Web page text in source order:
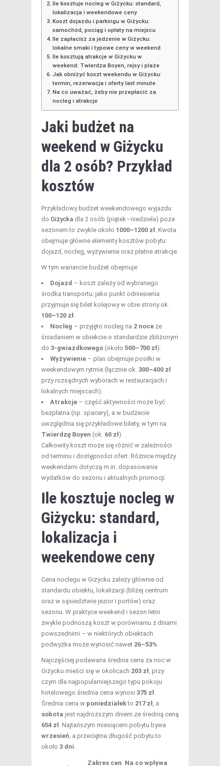
Ile kosztuje nocleg w Giżycku: standard,
lokalizacja i weekendowe ceny
Koszt dojazdu i parkingu w Giżycku:
samochód, pociąg i opłaty na miejscu
Ile zapłacisz za jedzenie w Giżycku:
lokalne smaki i typowe ceny w weekend
Ile kosztują atrakcje w Giżycku w
weekend: Twierdza Boyen, rejsy i plaże
Jak obniżyć koszt weekendu w Giżycku:
termin, rezerwacja i oferty last minute
Na co uważać, żeby nie przepłacić za
nocleg i atrakcje
Jaki budżet na
weekend w Giżycku
dla 2 osób? Przykład
kosztów
Przykładowy budżet weekendowego wyjazdu
do Giżycka dla 2 osób (piątek–niedziela) poza
sezonem to zwykle około 1000–1200 zł . Kwota
obejmuje główne elementy kosztów pobytu:
dojazd, nocleg, wyżywienie oraz płatne atrakcje.
W tym wariancie budżet obejmuje:
Dojazd – koszt zależy od wybranego
środka transportu; jako punkt odniesienia
przyjmuje się bilet kolejowy w obie strony ok.
100–120 zł
Nocleg – przyjęto nocleg na 2 noce ze
śniadaniem w obiekcie o standardzie zbliżonym
do 3-gwiazdkowego (około 500–700 zł).
Wyżywienie – plan obejmuje posiłki w
weekendowym rytmie (łącznie ok. 300–400 zł
przy rozsądnych wyborach w restauracjach i
lokalnych miejscach).
Atrakcje – część aktywności może być
bezpłatna (np. spacery), a w budżecie
uwzględnia się przykładowe bilety, w tym na
Twierdzę Boyen (ok. 60 zł).
Całkowity koszt może się różnić w zależności
od terminu i dostępności ofert. Różnice między
weekendami dotyczą m.in. dopasowania
wydatków do sezonu i aktualnych promocji.
Ile kosztuje nocleg w
Giżycku: standard,
lokalizacja i
weekendowe ceny
Cena noclegu w Giżycku zależy głównie od
standardu obiektu, lokalizacji (bliżej centrum
oraz w sąsiedztwie jezior i portów) oraz
sezonu. W praktyce weekend i sezon letni
zwykle podnoszą koszt w porównaniu z dniami
powszednimi – w niektórych obiektach
podwyżka może wynosić nawet 26–53%
Najczęściej podawana średnia cena za noc w
Giżycku mieści się w okolicach 203 zł , przy
czym dla najpopularniejszego typu pokoju
hotelowego średnia cena wynosi 375 zł
Średnia cena w poniedziałekto 217 zł , a
sobota jest najdroższym dniem ze średnią ceną
654 zł . Najtańszym miesiącem pobytu bywa
wrzesień , a przeciętna długość pobytu to
około 3 dni
Zakres cen Na co wpływa